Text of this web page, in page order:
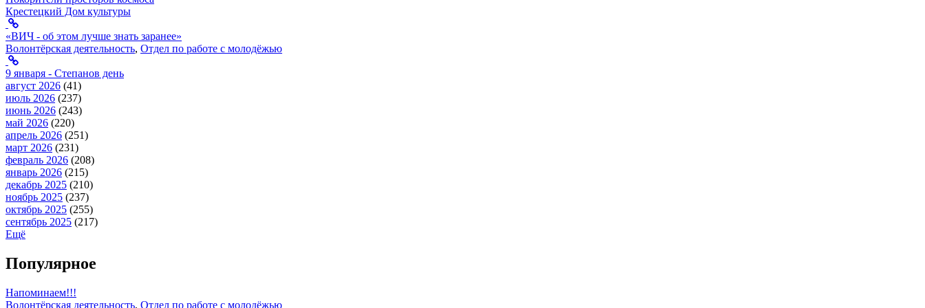
Крестецкий Дом культуры
«ВИЧ - об этом лучше знать заранее»
Волонтёрская деятельность, Отдел по работе с молодёжью
9 января - Степанов день
август 2026 (41)
июль 2026 (237)
июнь 2026 (243)
май 2026 (220)
апрель 2026 (251)
март 2026 (231)
февраль 2026 (208)
январь 2026 (215)
декабрь 2025 (210)
ноябрь 2025 (237)
октябрь 2025 (255)
сентябрь 2025 (217)
Ещё
Популярное
Напоминаем!!!
Волонтёрская деятельность, Отдел по работе с молодёжью